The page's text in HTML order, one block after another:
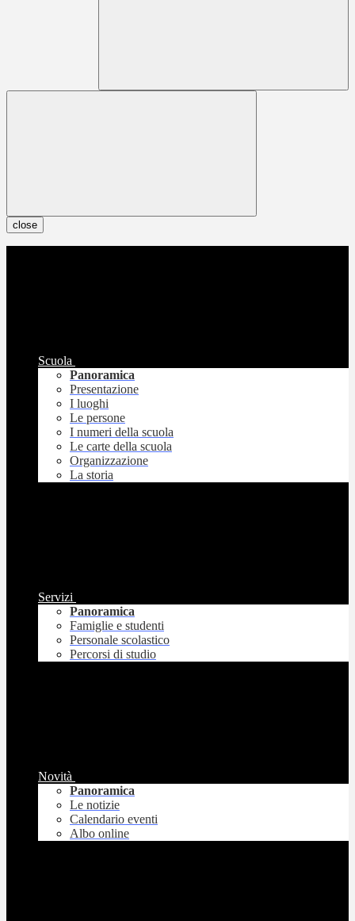
close
Scuola
Panoramica
Presentazione
I luoghi
Le persone
I numeri della scuola
Le carte della scuola
Organizzazione
La storia
Servizi
Panoramica
Famiglie e studenti
Personale scolastico
Percorsi di studio
Novità
Panoramica
Le notizie
Calendario eventi
Albo online